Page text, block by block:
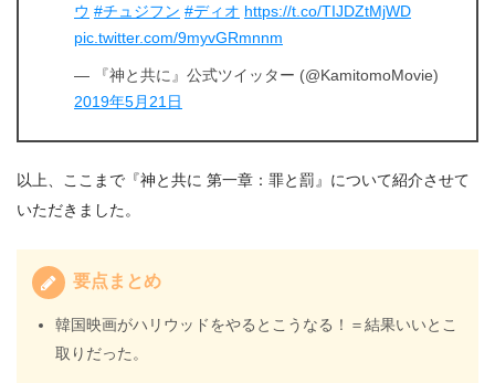
ウ #チュジフン #ディオ https://t.co/TIJDZtMjWD
pic.twitter.com/9myvGRmnnm
— 『神と共に』公式ツイッター (@KamitomoMovie)
2019年5月21日
以上、ここまで『神と共に 第一章：罪と罰』について紹介させて
いただきました。
要点まとめ
韓国映画がハリウッドをやるとこうなる！＝結果いいとこ
取りだった。